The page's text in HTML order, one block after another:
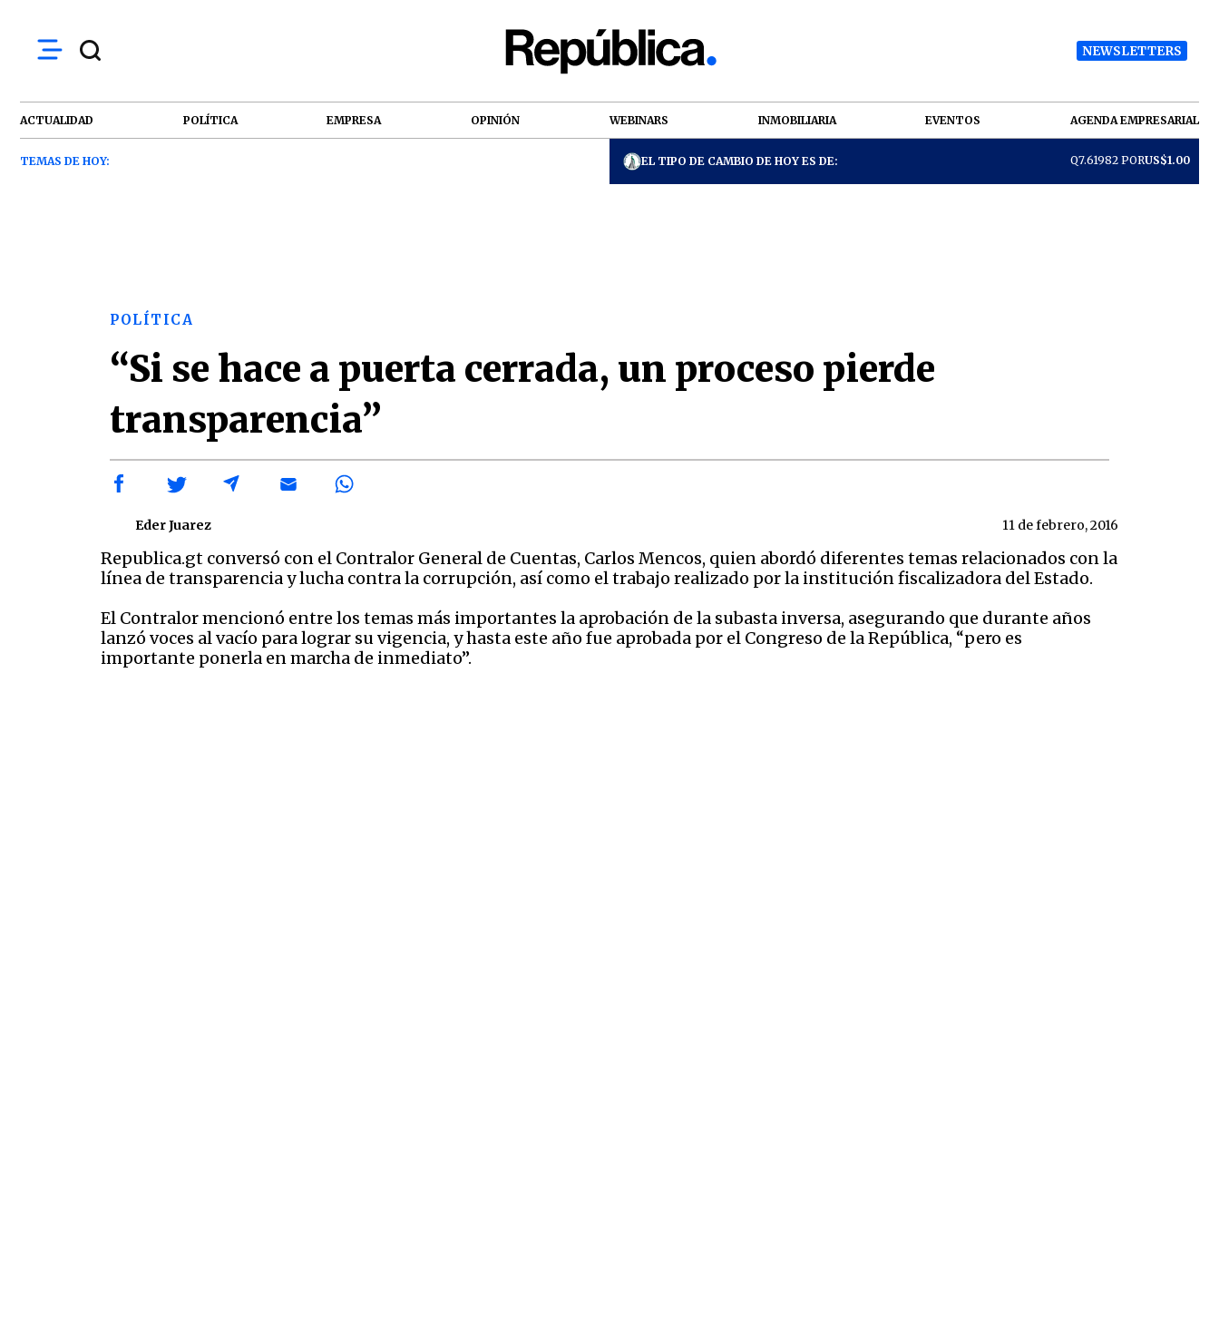
NEWSLETTERS
ACTUALIDAD POLÍTICA EMPRESA OPINIÓN WEBINARS INMOBILIARIA EVENTOS AGENDA EMPRESARIAL
TEMAS DE HOY: EL TIPO DE CAMBIO DE HOY ES DE: Q7.61982 PORUS$1.00
POLÍTICA
“Si se hace a puerta cerrada, un proceso pierde
transparencia”
Eder Juarez 11 de febrero, 2016
Republica.gt conversó con el Contralor General de Cuentas, Carlos Mencos, quien abordó diferentes temas relacionados con la
línea de transparencia y lucha contra la corrupción, así como el trabajo realizado por la institución fiscalizadora del Estado.
El Contralor mencionó entre los temas más importantes la aprobación de la subasta inversa, asegurando que durante años
lanzó voces al vacío para lograr su vigencia, y hasta este año fue aprobada por el Congreso de la República, “pero es
importante ponerla en marcha de inmediato”.